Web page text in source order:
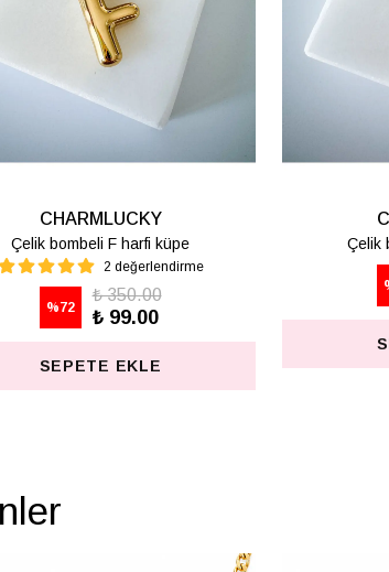
Çelik bombeli K harfi küpe
SEPETE EKLE